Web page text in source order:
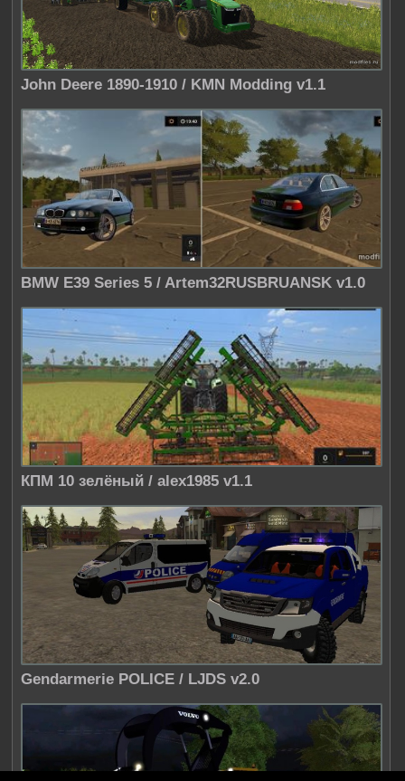
John Deere 1890-1910 / KMN Modding v1.1
BMW E39 Series 5 / Artem32RUSBRUANSK v1.0
КПМ 10 зелёный / alex1985 v1.1
Gendarmerie POLICE / LJDS v2.0